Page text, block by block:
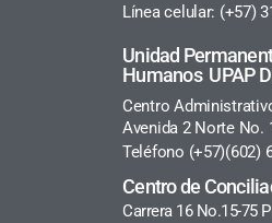
Línea celular: (+57)
Unidad
Humanos UPAP
Centro
Avenida 2 Norte No.
Teléfono (+57)(602)
Centro de
Carrera 16 No.15-75